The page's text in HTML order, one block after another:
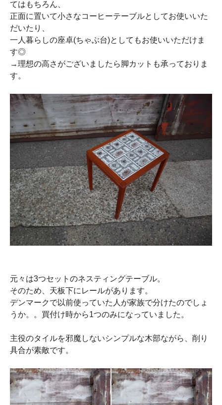
てはもちろん、
正面に置いて小さなコーヒーテーブルとしてお使いいた
だいたり、
一人暮らしの座卓(ちゃぶ台)としてもお使いいただけま
す◎
→理想の高さがございましたら脚カットも承っておりま
す。
元々は3つセットのネスティングテーブル。
そのため、天板下にレールがあります。
デンマークで以前使っていた人が家族で分けたのでしょ
うか。。買付け時から1つのみになっていました。
主役のタイルを邪魔しないシンプルな木部ながら、削り
具合が素敵です。